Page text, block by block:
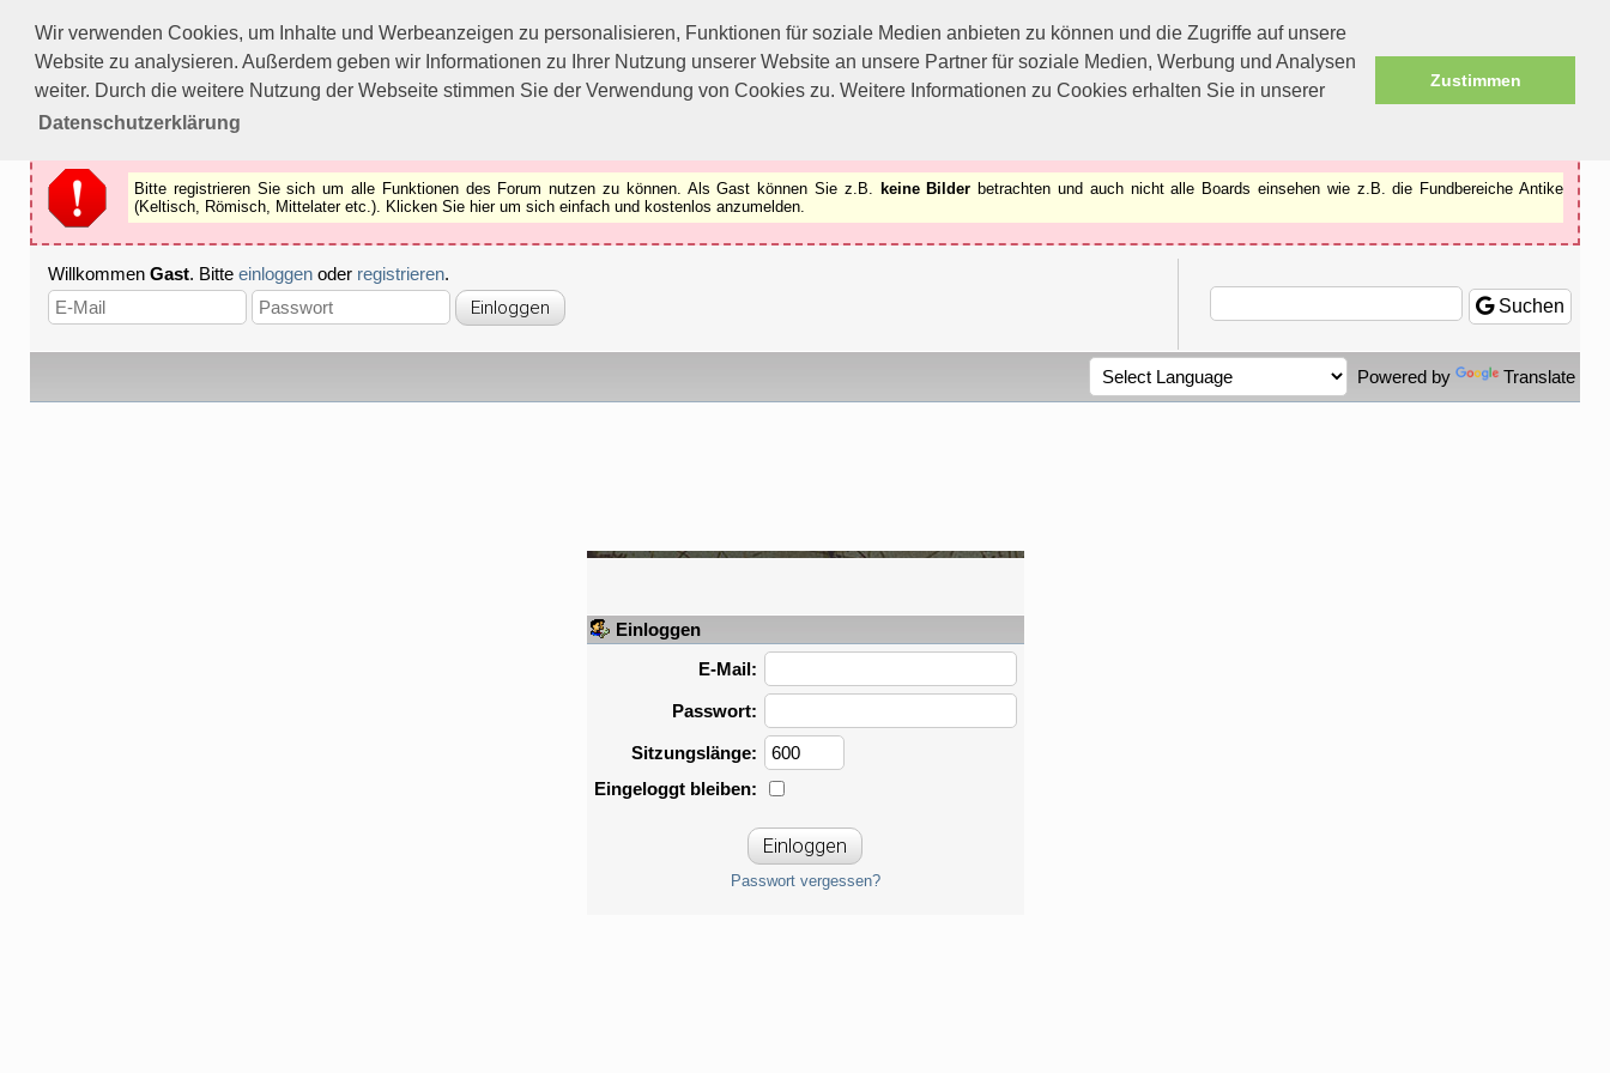
Wir verwenden Cookies, um Inhalte und Werbeanzeigen zu personalisieren, Funktionen für soziale Medien anbieten zu können und die Zugriffe auf unsere
Website zu analysieren. Außerdem geben wir Informationen zu Ihrer Nutzung unserer Website an unsere Partner für soziale Medien, Werbung und Analysen
weiter. Durch die weitere Nutzung der Webseite stimmen Sie der Verwendung von Cookies zu. Weitere Informationen zu Cookies erhalten Sie in unserer
Datenschutzerklärung
Zustimmen
Bitte registrieren Sie sich um alle Funktionen des Forums nutzen zu können.
Als Gast können Sie z.B.keine Bilderbetrachten.
Registrieren
Schliessen
Bitte registrieren Sie sich um alle Funktionen des Forum nutzen zu können. Als Gast können Sie z.B. keine Bilder betrachten und auch nicht alle Boards einsehen wie z.B. die Fundbereiche Antike
(Keltisch, Römisch, Mittelater etc.). Klicken Sie hier um sich einfach und kostenlos anzumelden.
Willkommen Gast. Bitte einloggen oder registrieren.
Suchen
Powered by Translate
Einloggen
E-Mail:
Passwort:
Sitzungslänge:
Eingeloggt bleiben:
Passwort vergessen?